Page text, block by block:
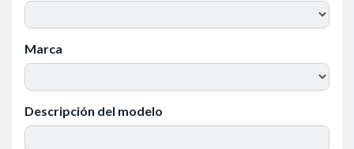
Marca
Descripción del modelo